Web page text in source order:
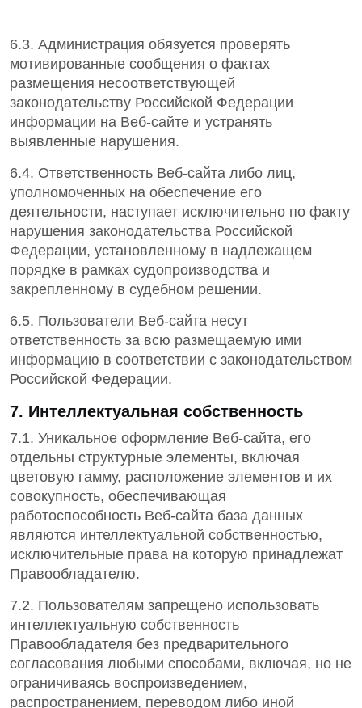
6.3. Администрация обязуется проверять
мотивированные сообщения о фактах
размещения несоответствующей
законодательству Российской Федерации
информации на Веб-сайте и устранять
выявленные нарушения.
6.4. Ответственность Веб-сайта либо лиц,
уполномоченных на обеспечение его
деятельности, наступает исключительно по факту
нарушения законодательства Российской
Федерации, установленному в надлежащем
порядке в рамках судопроизводства и
закрепленному в судебном решении.
6.5. Пользователи Веб-сайта несут
ответственность за всю размещаемую ими
информацию в соответствии с законодательством
Российской Федерации.
7. Интеллектуальная собственность
7.1. Уникальное оформление Веб-сайта, его
отдельны структурные элементы, включая
цветовую гамму, расположение элементов и их
совокупность, обеспечивающая
работоспособность Веб-сайта база данных
являются интеллектуальной собственностью,
исключительные права на которую принадлежат
Правообладателю.
7.2. Пользователям запрещено использовать
интеллектуальную собственность
Правообладателя без предварительного
согласования любыми способами, включая, но не
ограничиваясь воспроизведением,
распространением, переводом либо иной